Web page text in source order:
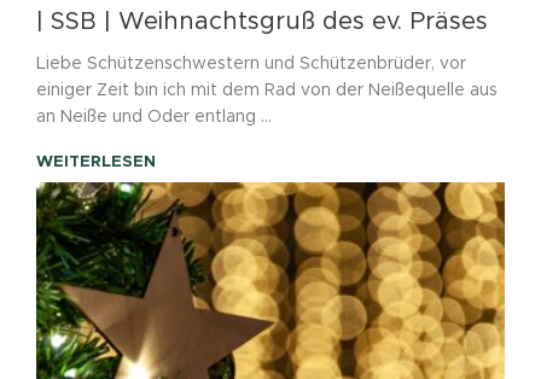
| SSB | Weihnachtsgruß des ev. Präses
Liebe Schützenschwestern und Schützenbrüder, vor
einiger Zeit bin ich mit dem Rad von der Neißequelle aus
an Neiße und Oder entlang ...
WEITERLESEN